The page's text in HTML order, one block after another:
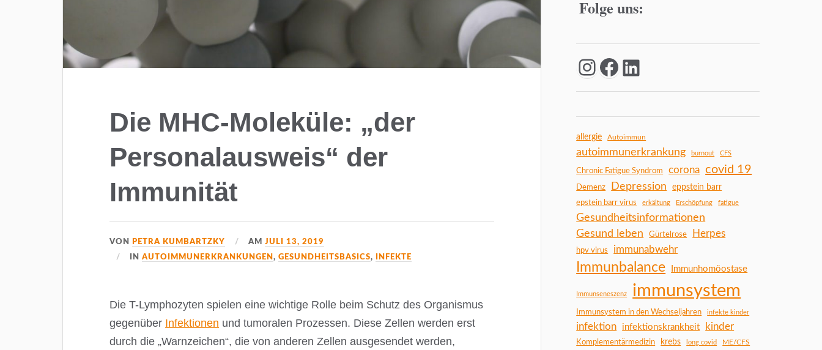
Die MHC-Moleküle: „der
Personalausweis“ der
Immunität
VON PETRA KUMBARTZKY AMJULI 13, 2019
INAUTOIMMUNERKRANKUNGEN,GESUNDHEITSBASICS, INFEKTE
Die T-Lymphozyten spielen eine wichtige Rolle beim Schutz des Organismus
gegenüber Infektionen und tumoralen Prozessen. Diese Zellen werden erst
durch die „Warnzeichen“, die von anderen Zellen ausgesendet werden,
Folge uns:
allergie Autoimmun
autoimmunerkrankung burnout CFS
Chronic Fatigue Syndrom corona covid 19
Demenz Depression
eppstein barr
epstein barr virus
erkältung Erschöpfung fatigue
Gesundheitsinformationen
Gesund leben Gürtelrose Herpes
hpv virus immunabwehr
Immunbalance Immunhomöostase
Immunseneszenz immunsystem
Immunsystem in den Wechseljahren infekte kinder
infektion infektionskrankheit kinder
Komplementärmedizin krebs long covid ME/CFS